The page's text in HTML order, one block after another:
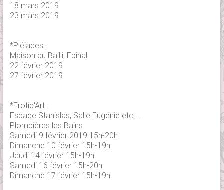
18 mars 2019
23 mars 2019
*Pléiades :
Maison du Bailli, Epinal
22 février 2019
27 février 2019
*Erotic'Art :
Espace Stanislas, Salle Eugénie etc,...
Plombières les Bains
Samedi 9 février 2019 15h-20h
Dimanche 10 février 15h-19h
Jeudi 14 février 15h-19h
Samedi 16 février 15h-20h
Dimanche 17 février 15h-19h